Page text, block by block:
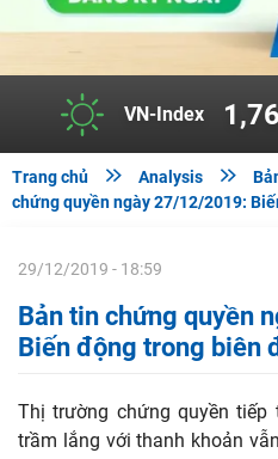
VN-Index
Trang chủ  Analysis 
chứng quyền ngày 27/12/2019:
29/12/2019 - 18:59
Bản tin chứng quyền
Biến động trong biên
Thị trường chứng quyền tiếp
trầm lắng với thanh khoản